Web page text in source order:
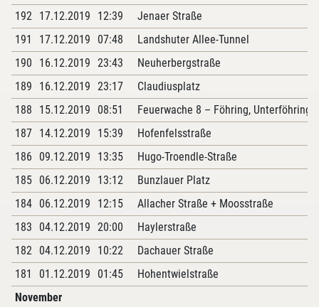
192 17.12.2019 12:39
Jenaer Straße
191
17.12.2019 07:48
Landshuter Allee-Tunnel
190
16.12.2019 23:43
Neuherbergstraße
189
16.12.2019 23:17
Claudiusplatz
188
15.12.2019 08:51
Feuerwache 8 – Föhring, Unterföhring
187 14.12.2019 15:39
Hofenfelsstraße
186
09.12.2019 13:35
Hugo-Troendle-Straße
185 06.12.2019 13:12
Bunzlauer Platz
184 06.12.2019 12:15
Allacher Straße + Moosstraße
183
04.12.2019 20:00
Haylerstraße
182 04.12.2019 10:22
Dachauer Straße
181
01.12.2019 01:45
Hohentwielstraße
November